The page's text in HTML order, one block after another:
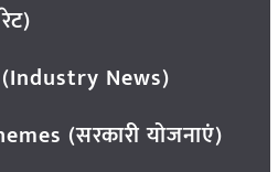
(Industry News)
(सरकारी योजनाएं)